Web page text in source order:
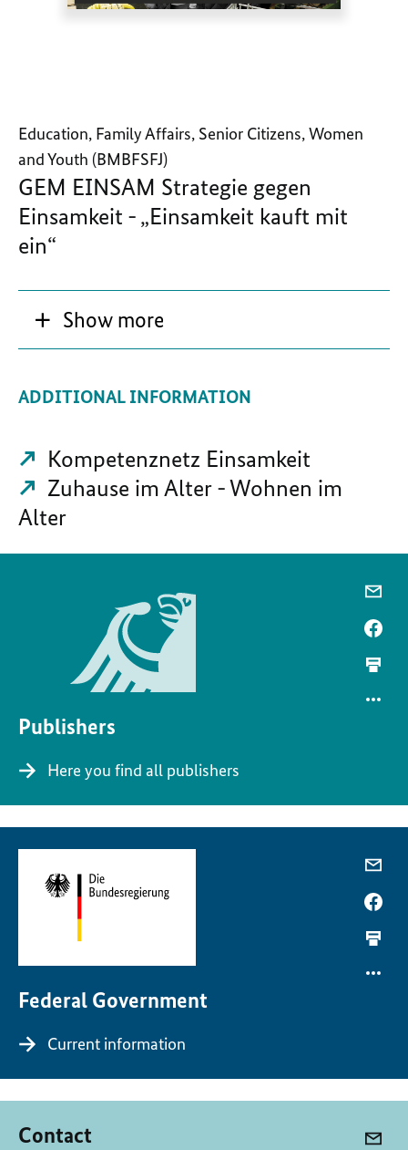
Education, Family Affairs, Senior Citizens, Women
and Youth (BMBFSFJ)
GEM EINSAM Strategie gegen
Einsamkeit - „Einsamkeit kauft mit
ein“
Show more
ADDITIONAL INFORMATION
Kompetenznetz Einsamkeit
Zuhause im Alter - Wohnen im
Alter
Publishers
Here you find all publishers
Federal Government
Current information
Contact